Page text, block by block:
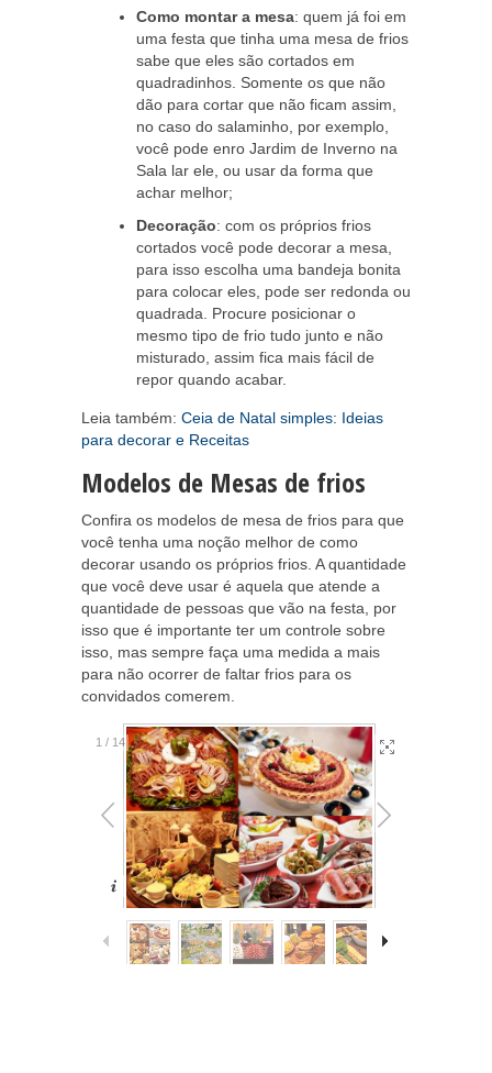
Como montar a mesa: quem já foi em
uma festa que tinha uma mesa de frios
sabe que eles são cortados em
quadradinhos. Somente os que não
dão para cortar que não ficam assim,
no caso do salaminho, por exemplo,
você pode enro Jardim de Inverno na
Sala lar ele, ou usar da forma que
achar melhor;
Decoração: com os próprios frios
cortados você pode decorar a mesa,
para isso escolha uma bandeja bonita
para colocar eles, pode ser redonda ou
quadrada. Procure posicionar o
mesmo tipo de frio tudo junto e não
misturado, assim fica mais fácil de
repor quando acabar.
Leia também: Ceia de Natal simples: Ideias
para decorar e Receitas
Modelos de Mesas de frios
Confira os modelos de mesa de frios para que
você tenha uma noção melhor de como
decorar usando os próprios frios. A quantidade
que você deve usar é aquela que atende a
quantidade de pessoas que vão na festa, por
isso que é importante ter um controle sobre
isso, mas sempre faça uma medida a mais
para não ocorrer de faltar frios para os
convidados comerem.
1 / 14